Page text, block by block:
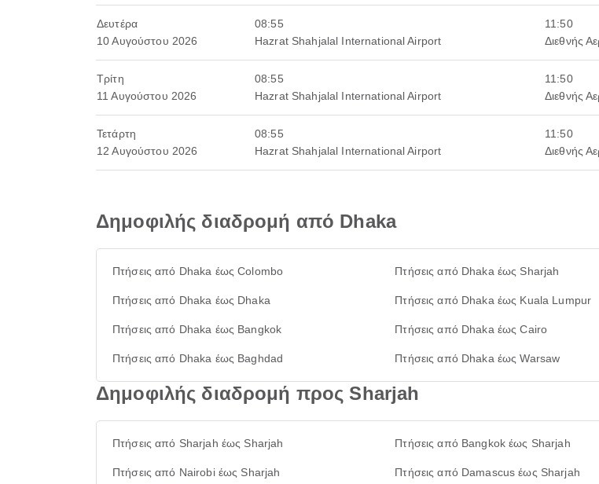
Δευτέρα
10 Αυγούστου 2026
08:55
Hazrat Shahjalal International Airport
11:50
Διεθνής
Τρίτη
11 Αυγούστου 2026
08:55
Hazrat Shahjalal International Airport
11:50
Διεθνής
Τετάρτη
12 Αυγούστου 2026
08:55
Hazrat Shahjalal International Airport
11:50
Διεθνής
Δημοφιλής διαδρομή από Dhaka
Πτήσεις από Dhaka έως Colombo Πτήσεις από Dhaka έως Sharjah
Πτήσεις από Dhaka έως Dhaka Πτήσεις από Dhaka έως Kuala Lumpur
Πτήσεις από Dhaka έως Bangkok Πτήσεις από Dhaka έως Cairo
Πτήσεις από Dhaka έως Baghdad Πτήσεις από Dhaka έως Warsaw
Δημοφιλής διαδρομή προς Sharjah
Πτήσεις από Sharjah έως Sharjah Πτήσεις από Bangkok έως Sharjah
Πτήσεις από Nairobi έως Sharjah Πτήσεις από Damascus έως Sharjah